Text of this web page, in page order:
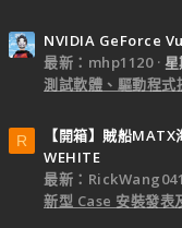
NVIDIA GeForce
最新：mhp1120
測試軟體、驅動程式
R
【開箱】賊船
WEHITE
最新：
新型 Case 安裝發表